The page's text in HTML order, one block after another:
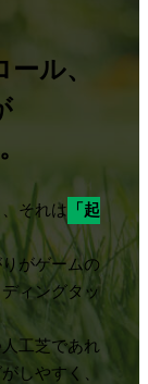
ル、
それは 「起
がゲームの
ィングタッ
工芝であれ
しやすく、